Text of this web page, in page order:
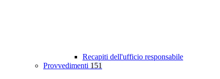
Recapiti dell'ufficio responsabile
Provvedimenti 151